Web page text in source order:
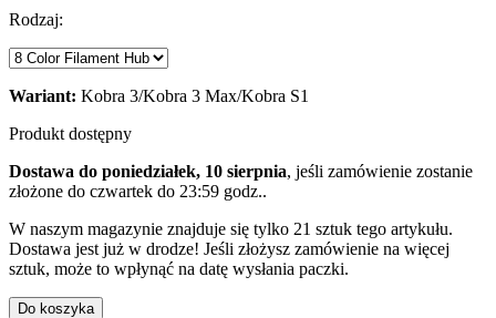
Rodzaj:
Wariant: Kobra 3/Kobra 3 Max/Kobra S1
Produkt dostępny
Dostawa do poniedziałek, 10 sierpnia, jeśli zamówienie zostanie
złożone do czwartek do 23:59 godz..
W naszym magazynie znajduje się tylko 21 sztuk tego artykułu.
Dostawa jest już w drodze! Jeśli złożysz zamówienie na więcej
sztuk, może to wpłynąć na datę wysłania paczki.
Do koszyka